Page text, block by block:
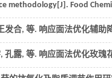
methodology[J]. Food
发合, 等. 响应面法优化辅助
孔露, 等. 响应面法优化玫瑰